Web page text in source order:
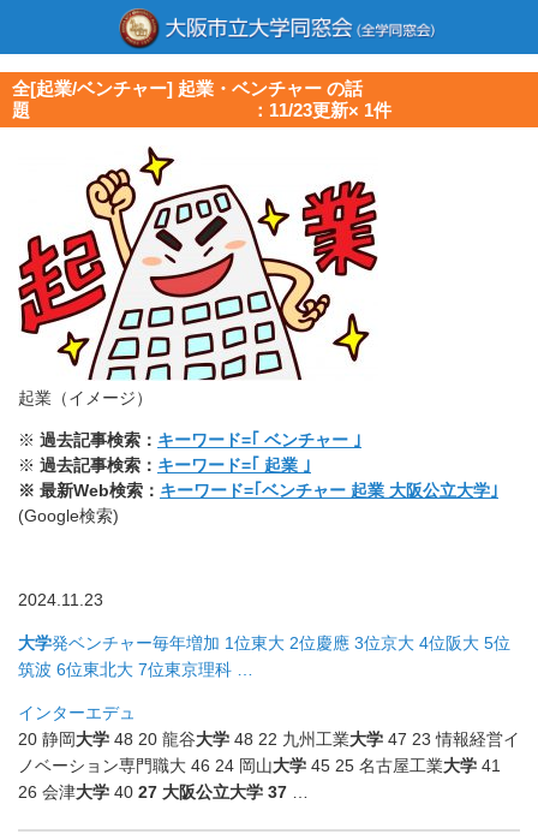
全[起業/ベンチャー] 起業・ベンチャー の話
題 ：11/23更新× 1件
起業（イメージ）
※ 過去記事検索： キーワード=｢ ベンチャー ｣
※ 過去記事検索： キーワード=｢ 起業 ｣
※ 最新Web検索： キーワード=｢ベンチャー 起業 大阪公立大学｣
(Google検索)
2024.11.23
大学発ベンチャー毎年増加 1位東大 2位慶應 3位京大 4位阪大 5位
筑波 6位東北大 7位東京理科 …
インターエデュ
20 静岡大学 48 20 龍谷大学 48 22 九州工業大学 47 23 情報経営イ
ノベーション専門職大 46 24 岡山大学 45 25 名古屋工業大学 41
26 会津大学 40 27 大阪公立大学 37